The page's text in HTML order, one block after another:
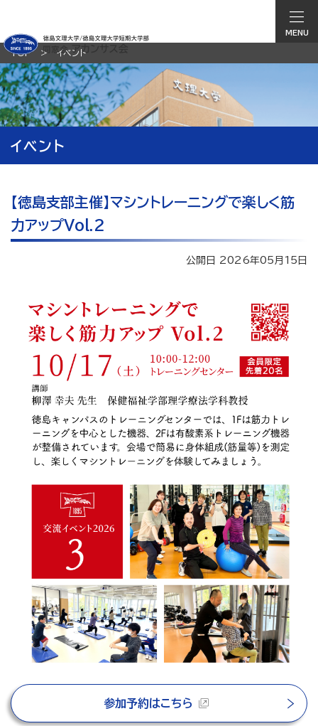
MENU
TOP イベント
イベント
【徳島支部主催】マシントレーニングで楽しく筋
力アップVol.2
公開日 2026年05月15日
参加予約はこちら